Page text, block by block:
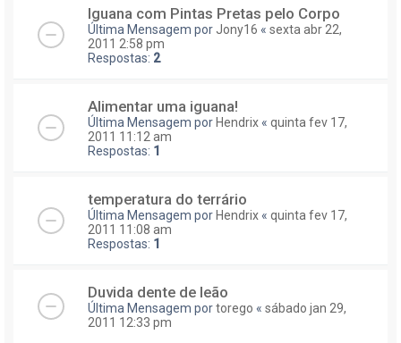
Iguana com Pintas Pretas pelo Corpo
Última Mensagem por Jony16 « sexta abr 22,
2011 2:58 pm
Respostas: 2
Alimentar uma iguana!
Última Mensagem porHendrix « quinta fev 17,
2011 11:12 am
Respostas: 1
temperatura do terrário
Última Mensagem porHendrix « quinta fev 17,
2011 11:08 am
Respostas: 1
Duvida dente de leão
Última Mensagem portorego « sábado jan 29,
2011 12:33 pm